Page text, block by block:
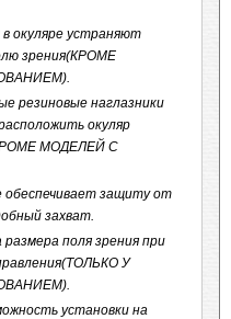
окуляре устраняют
зрения(КРОМЕ
резиновые наглазники
окуляр
МОДЕЛЕЙ С
обеспечивает защиту от
захват.
размера поля зрения при
У
установки на